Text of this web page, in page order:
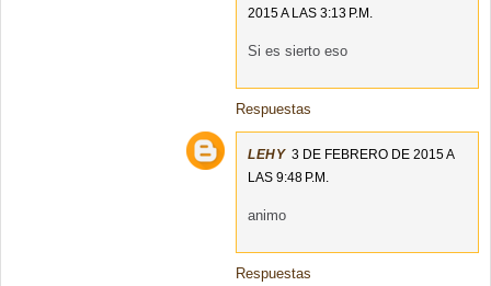
2015 A LAS 3:13 P.M.
Si es sierto eso
Respuestas
LEHY 3 DE FEBRERO DE 2015 A
LAS 9:48 P.M.
animo
Respuestas